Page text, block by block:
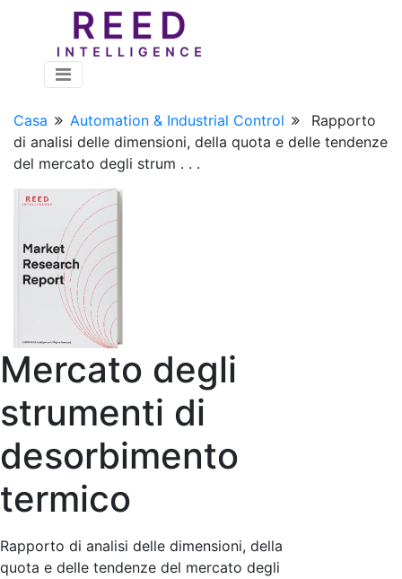
Casa Automation & Industrial Control
Rapporto
di analisi delle dimensioni, della quota e delle tendenze
del mercato degli strum . . .
Mercato degli
strumenti di
desorbimento
termico
Rapporto di analisi delle dimensioni, della
quota e delle tendenze del mercato degli